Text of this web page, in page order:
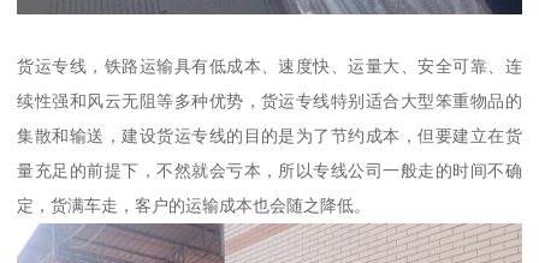
货运专线，铁路运输具有低成本、速度快、运量大、安全可靠、连
续性强和风云无阻等多种优势，货运专线特别适合大型笨重物品的
集散和输送，建设货运专线的目的是为了节约成本，但要建立在货
量充足的前提下，不然就会亏本，所以专线公司一般走的时间不确
定，货满车走，客户的运输成本也会随之降低。